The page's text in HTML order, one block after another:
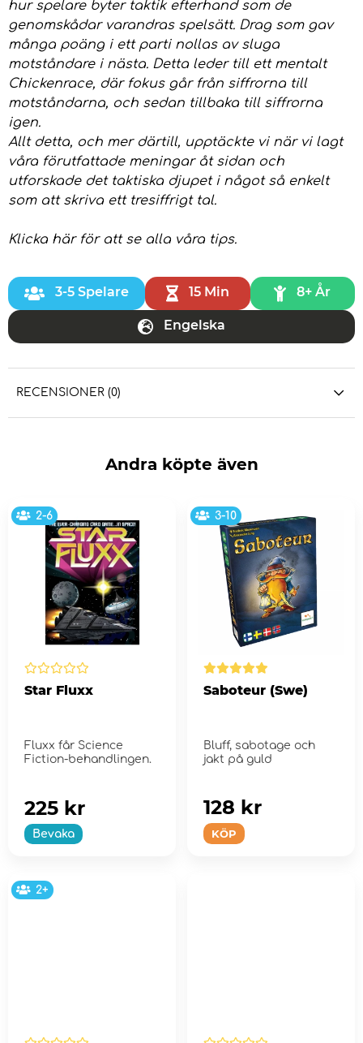
hur spelare byter taktik efterhand som de
genomskådar varandras spelsätt. Drag som gav
många poäng i ett parti nollas av sluga
motståndare i nästa. Detta leder till ett mentalt
Chickenrace, där fokus går från siffrorna till
motståndarna, och sedan tillbaka till siffrorna
igen.
Allt detta, och mer därtill, upptäckte vi när vi lagt
våra förutfattade meningar åt sidan och
utforskade det taktiska djupet i något så enkelt
som att skriva ett tresiffrigt tal.
Klicka här för att se alla våra tips.
3-5 Spelare 15 Min 8+ År
Engelska
RECENSIONER (0)
Andra köpte även
2-6
Star Fluxx
Fluxx får Science
Fiction-behandlingen.
Bevaka
225 kr
3-10
Saboteur (Swe)
Bluff, sabotage och
jakt på guld
KÖP
128 kr
2+